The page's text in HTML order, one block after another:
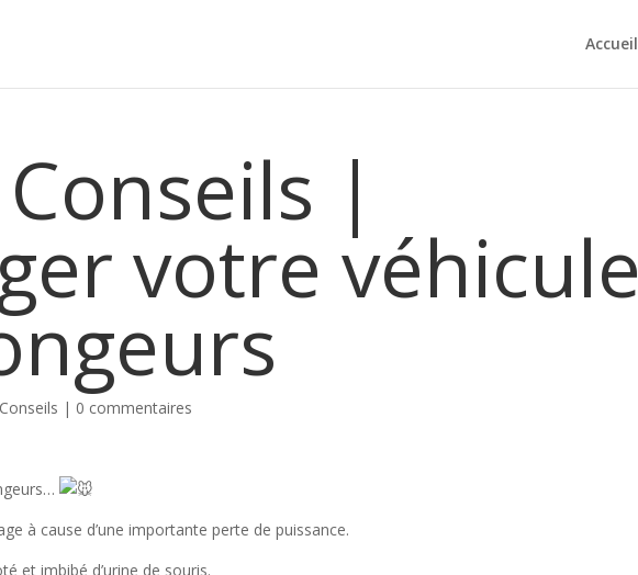
Accueil
|
votre véhicule
Conseils | 0 commentaires
à cause d’une importante perte de puissance.
et imbibé d’urine de souris.